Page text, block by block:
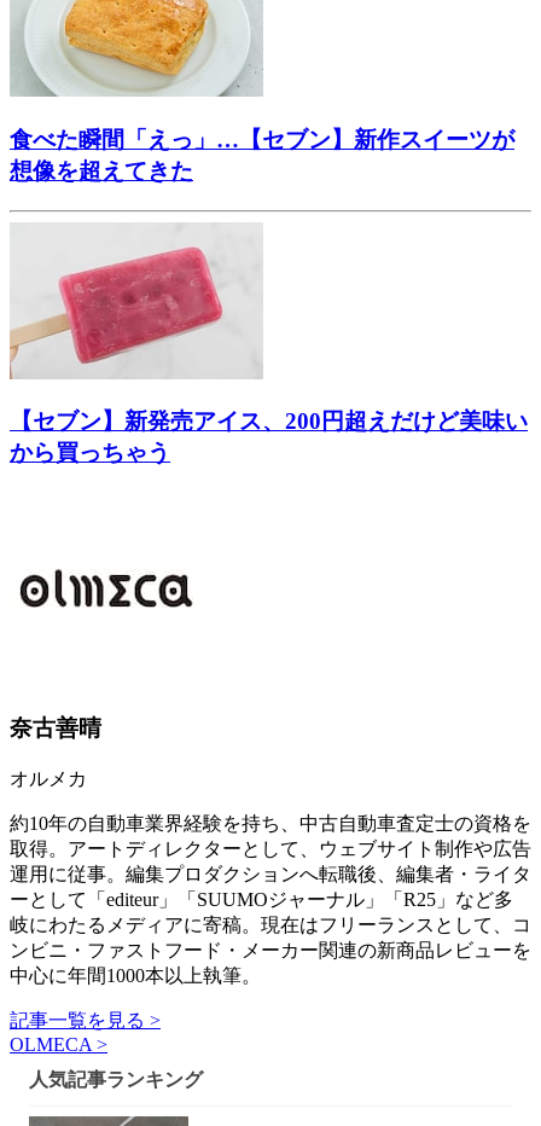
食べた瞬間「えっ」…【セブン】新作スイーツが
想像を超えてきた
【セブン】新発売アイス、200円超えだけど美味い
から買っちゃう
奈古善晴
オルメカ
約10年の自動車業界経験を持ち、中古自動車査定士の資格を
取得。アートディレクターとして、ウェブサイト制作や広告
運用に従事。編集プロダクションへ転職後、編集者・ライタ
ーとして「editeur」「SUUMOジャーナル」「R25」など多
岐にわたるメディアに寄稿。現在はフリーランスとして、コ
ンビニ・ファストフード・メーカー関連の新商品レビューを
中心に年間1000本以上執筆。
記事一覧を見る >
OLMECA >
人気記事ランキング